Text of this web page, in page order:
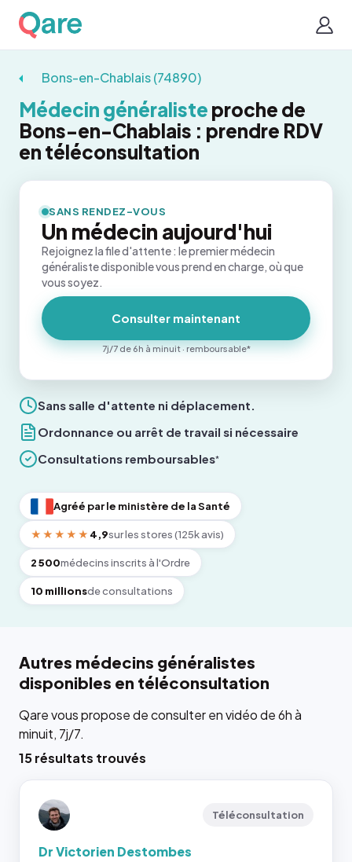
Bons-en-Chablais (74890)
Médecin généraliste proche de
Bons-en-Chablais : prendre RDV
en téléconsultation
Sans salle d'attente ni déplacement.
Ordonnance ou arrêt de travail si nécessaire
Consultations remboursables*
Agréé par le ministère de la Santé
★★★★★ 4,9sur les stores (125k avis)
2 500médecins inscrits à l'Ordre
10 millionsde consultations
SANS RENDEZ-VOUS
Un médecin aujourd'hui
Rejoignez la file d'attente : le premier médecin
généraliste disponible vous prend en charge, où que
vous soyez.
Consulter maintenant
7j/7 de 6h à minuit · remboursable*
Autres médecins généralistes
disponibles en téléconsultation
Qare vous propose de consulter en vidéo de 6h à
minuit, 7j/7.
15 résultats trouvés
Téléconsultation
Dr Victorien Destombes